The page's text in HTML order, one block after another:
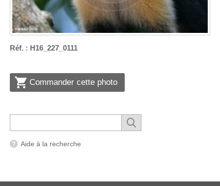
Réf. : H16_227_0111
Commander cette photo
Aide à la recherche